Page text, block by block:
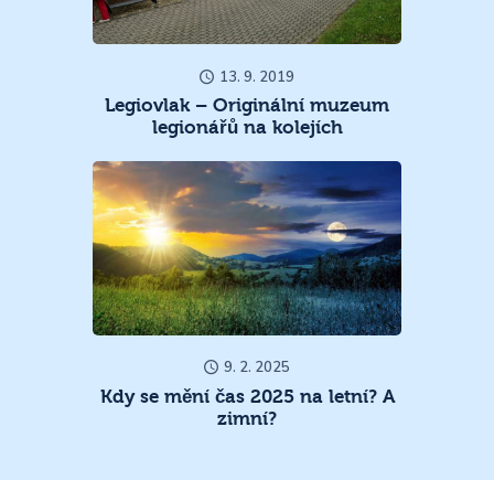
13. 9. 2019
Legiovlak – Originální muzeum
legionářů na kolejích
9. 2. 2025
Kdy se mění čas 2025 na letní? A
zimní?